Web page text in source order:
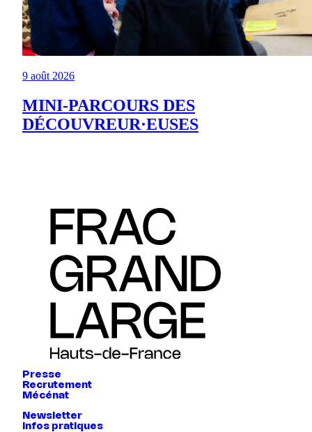
9 août 2026
MINI-PARCOURS DES
DÉCOUVREUR·EUSES
Presse
Recrutement
Mécénat
Newsletter
Infos pratiques